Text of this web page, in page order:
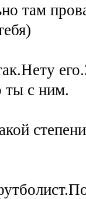
там
ты с ним.